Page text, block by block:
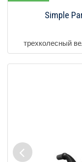
Simple
трехколесный